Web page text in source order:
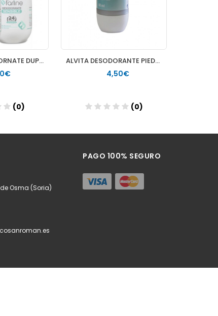
FARLINE DESODORNATE DUPLO SENSIBLE 24H
(0)
ALVITA DESODORANTE PIEDRA ALUMBRE 50 ML
4,50€
(0)
de Osma (Soria)
PAGO 100% SEGURO